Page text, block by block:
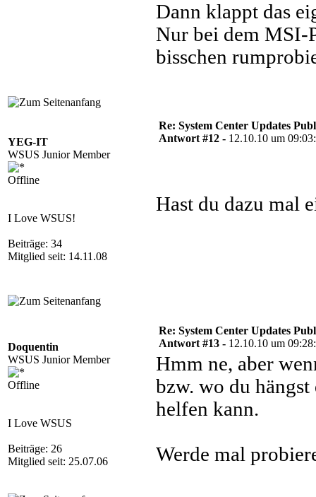
Dann klappt das
Nur bei dem MSI-
bisschen
YEG-IT
WSUS Junior Member
Offline
I Love WSUS!
Beiträge: 34
Mitglied seit: 14.11.08
Re: System Center Updates
Antwort #12 - 12.10.10 um
Hast du dazu mal
Doquentin
WSUS Junior Member
Offline
I Love WSUS
Beiträge: 26
Mitglied seit: 25.07.06
Re: System Center Updates
Antwort #13 - 12.10.10 um
Hmm ne, aber
bzw. wo du
helfen kann.
Werde mal